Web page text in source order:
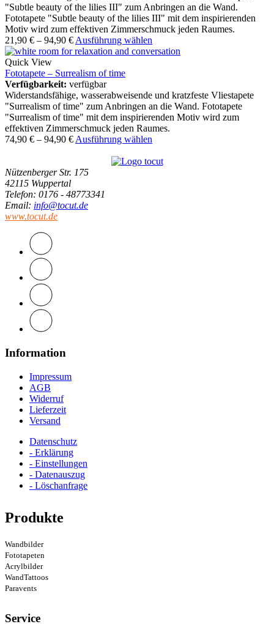
"Subtle beauty of the lilies III" zum Anbringen an die Wand.
Fototapete "Subtle beauty of the lilies III" mit dem inspirierenden
Motiv wird zum effektiven Zimmerschmuck jeden Raumes.
21,90 € – 94,90 € Ausführung wählen
Quick View
Fototapete – Surrealism of time
Verfügbarkeit: verfügbar
Widerstandsfähige, wasserabweisende und kratzfeste Vliestapete
"Surrealism of time" zum Anbringen an die Wand. Fototapete
"Surrealism of time" mit dem inspirierenden Motiv wird zum
effektiven Zimmerschmuck jeden Raumes.
74,90 € – 94,90 € Ausführung wählen
Nützenberger Str. 175
42115 Wuppertal
Telefon: 0176 - 48773341
Email: info@tocut.de
www.tocut.de
Information
Impressum
AGB
Widerruf
Lieferzeit
Versand
Datenschutz
- Erklärung
- Einstellungen
- Datenauszug
- Löschanfrage
Produkte
Wandbilder
Fototapeten
Acrylbilder
WandTattoos
Paravents
Service